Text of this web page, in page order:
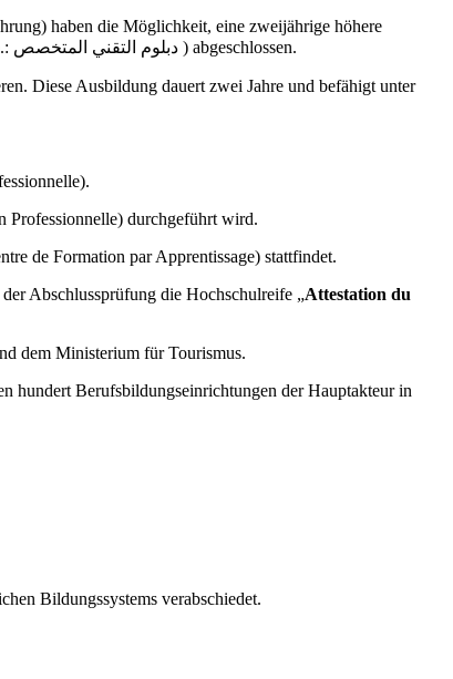
haben die Möglichkeit, eine zweijährige höhere
(arab.: دبلوم التقني المتخصص ) abgeschlossen.
Professionnelle) durchgeführt wird.
de Formation par Apprentissage) stattfindet.
Abschlussprüfung die Hochschulreife „Attestation du
dem Ministerium für Tourismus.
hundert Berufsbildungseinrichtungen der Hauptakteur in
Bildungssystems verabschiedet.